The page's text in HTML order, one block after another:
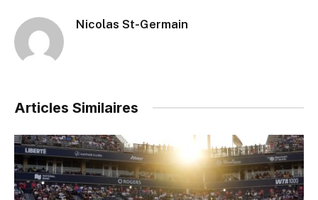
Nicolas St-Germain
Articles Similaires